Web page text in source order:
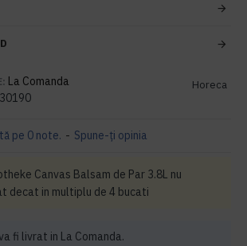
La Comanda Horeca
fi livrat in La Comanda.
pe 0 note. - Spune-ţi opinia
Canvas Balsam de Par 3.8L nu
decat in multiplu de 4 bucati